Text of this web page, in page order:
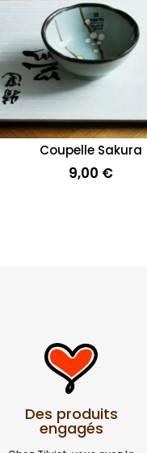
Coupelle Sakura
9,00 €
Des produits
engagés